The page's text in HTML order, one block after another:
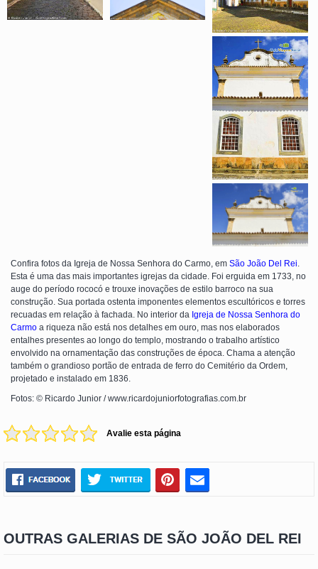
Confira fotos da Igreja de Nossa Senhora do Carmo, em São João Del Rei.
Esta é uma das mais importantes igrejas da cidade. Foi erguida em 1733, no
auge do período rococó e trouxe inovações de estilo barroco na sua
construção. Sua portada ostenta imponentes elementos escultóricos e torres
recuadas em relação à fachada. No interior da Igreja de Nossa Senhora do
Carmo a riqueza não está nos detalhes em ouro, mas nos elaborados
entalhes presentes ao longo do templo, mostrando o trabalho artístico
envolvido na ornamentação das construções de época. Chama a atenção
também o grandioso portão de entrada de ferro do Cemitério da Ordem,
projetado e instalado em 1836.
Fotos: © Ricardo Junior / www.ricardojuniorfotografias.com.br
Avalie esta página
OUTRAS GALERIAS DE SÃO JOÃO DEL REI